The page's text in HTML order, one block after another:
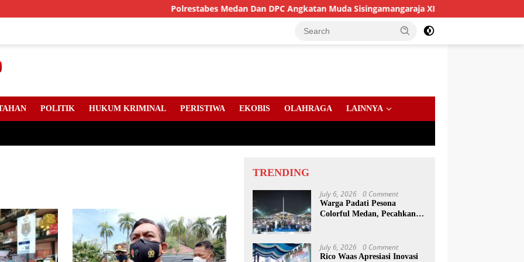
Polrestabes Medan Dan DPC Angkatan Muda Sisingamangaraja XII Perkuat Sinergitas Jaga
POLITIK HUKUM KRIMINAL PERISTIWA EKOBIS OLAHRAGA LAINNYA
TRENDING
July 6, 2026 0 Comment
Warga Padati Pesona
Colorful Medan, Pecahkan
July 6, 2026 0 Comment
Rico Waas Apresiasi Inovasi